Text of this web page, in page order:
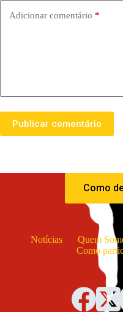
Adicionar comentário *
Publicar comentário
Como
Notícias Quem
Como